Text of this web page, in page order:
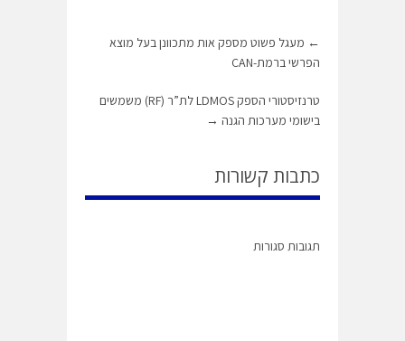
← מעגל פשוט מספק אות מתכוונן בעל מוצא
הפרשי ברמת-CAN
טרנזיסטורי הספק LDMOS לת”ר (RF) משמשים
בישומי מערכות הגנה →
כתבות קשורות
תגובות סגורות